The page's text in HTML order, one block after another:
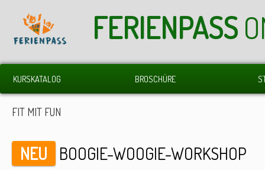
FERIENPASS
KURSKATALOG BROSCHÜRE
FIT MIT FUN
NEU BOOGIE-WOOGIE-WORKSHOP